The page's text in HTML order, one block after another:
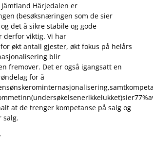
Härjedalen er
(besøksnæringen som de sier
det å sikre stabile og gode
derfor viktig. Vi har
økt antall gjester, økt fokus på helårs
blir
fremover. Det er også igangsatt en
for å
at de trenger kompetanse på salg og
salg.